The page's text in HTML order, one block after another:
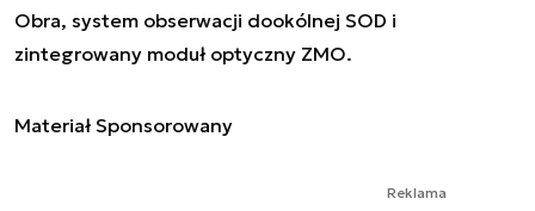
Obra, system obserwacji dookólnej SOD i
zintegrowany moduł optyczny ZMO.
Materiał Sponsorowany
Reklama